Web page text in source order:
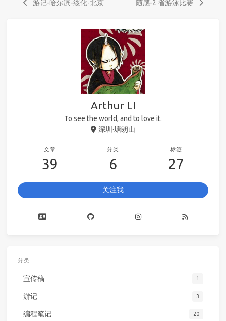
游记-哈尔滨-绥化-北京 随感-2 省游泳比赛
Arthur LI
To see the world, and to love it.
深圳·塘朗山
文章
39
分类
6
标签
27
关注我
分类
宣传稿 1
游记 3
编程笔记 20